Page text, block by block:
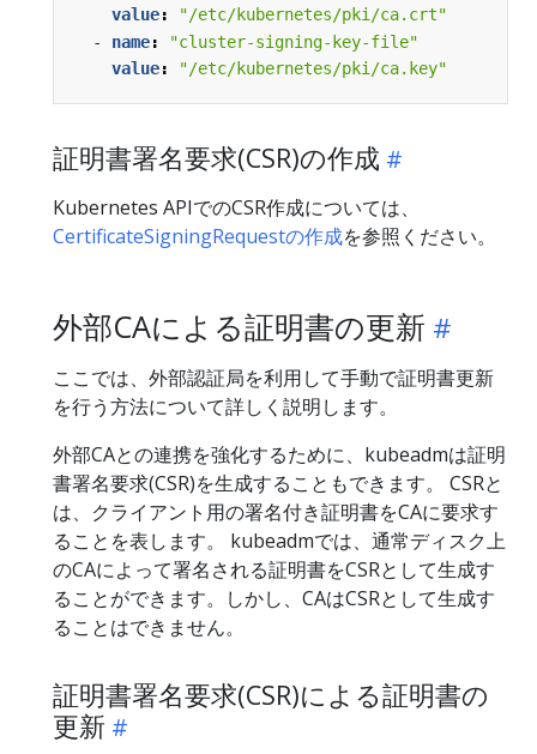
value:
"/etc/kubernetes/pki/ca.crt"
- name:
"cluster-signing-key-file"
value: "/etc/kubernetes/pki/ca.key"
証明書署名要求(CSR)の作成
Kubernetes APIでのCSR作成については、
CertificateSigningRequestの作成を参照ください。
外部CAによる証明書の更新
ここでは、外部認証局を利用して手動で証明書更新
を行う方法について詳しく説明します。
外部CAとの連携を強化するために、kubeadmは証明
書署名要求(CSR)を生成することもできます。 CSRと
は、クライアント用の署名付き証明書をCAに要求す
ることを表します。 kubeadmでは、通常ディスク上
のCAによって署名される証明書をCSRとして生成す
ることができます。しかし、CAはCSRとして生成す
ることはできません。
証明書署名要求(CSR)による証明書の
更新